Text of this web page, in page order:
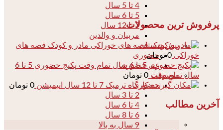
4 تا 5 سال
5 تا 6 سال
7 تا 12 سال
مربیان و والدین
پیش دبستان
حضوری
غیر حضوری
موسیقی
حضوری
2 تا 3 سال
4 تا 6 سال
6 تا 8 سال
9 سال به بالا
پرفروش ترین محصولات
مادر و کودک قصه های
خوراکی 0 تومان
پکیج حضوری 5 تا 6
سال تمام وقت 0 تومان
کارگاه ترمیک 7 تا 12 سال انیمیشن
0 تومان
آخرین مطالب